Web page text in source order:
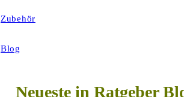
Zubehör
Blog
Neueste in Ratgeber